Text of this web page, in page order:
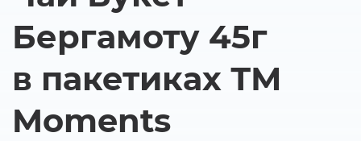
Бергамоту 45г
в пакетиках ТМ
Moments